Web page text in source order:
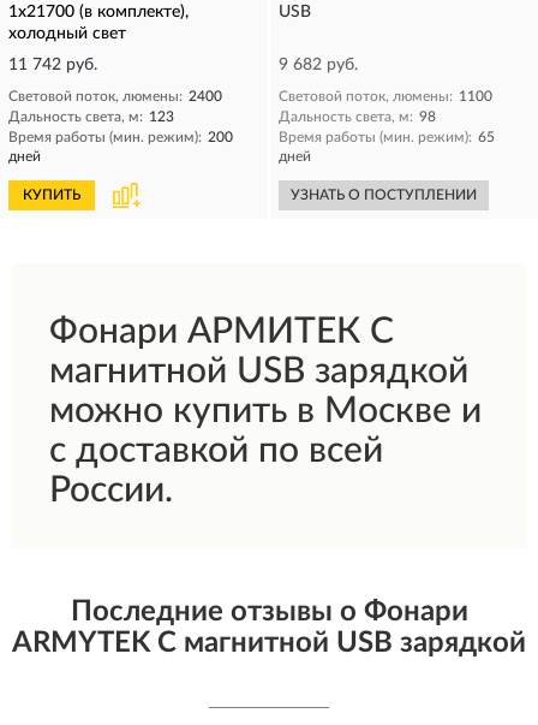
1x21700 (в комплекте),
холодный свет
11 742 руб.
Световой поток, люмены: 2400
Дальность света, м: 123
Время работы (мин. режим): 200
дней
КУПИТЬ
USB
9 682 руб.
Световой поток, люмены: 1100
Дальность света, м: 98
Время работы (мин. режим): 65
дней
УЗНАТЬ О ПОСТУПЛЕНИИ
Фонари АРМИТЕК С
магнитной USB зарядкой
можно купить в Москве и
с доставкой по всей
России.
Последние отзывы о Фонари
ARMYTEK С магнитной USB зарядкой